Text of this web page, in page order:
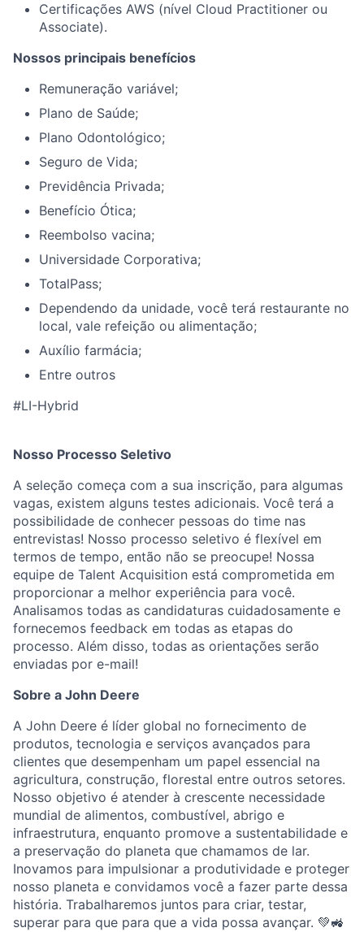
Certificações AWS (nível Cloud Practitioner ou
Associate).
Nossos principais benefícios
Remuneração variável;
Plano de Saúde;
Plano Odontológico;
Seguro de Vida;
Previdência Privada;
Benefício Ótica;
Reembolso vacina;
Universidade Corporativa;
TotalPass;
Dependendo da unidade, você terá restaurante no
local, vale refeição ou alimentação;
Auxílio farmácia;
Entre outros
#LI-Hybrid
Nosso Processo Seletivo
A seleção começa com a sua inscrição, para algumas
vagas, existem alguns testes adicionais. Você terá a
possibilidade de conhecer pessoas do time nas
entrevistas! Nosso processo seletivo é flexível em
termos de tempo, então não se preocupe! Nossa
equipe de Talent Acquisition está comprometida em
proporcionar a melhor experiência para você.
Analisamos todas as candidaturas cuidadosamente e
fornecemos feedback em todas as etapas do
processo. Além disso, todas as orientações serão
enviadas por e-mail!
Sobre a John Deere
A John Deere é líder global no fornecimento de
produtos, tecnologia e serviços avançados para
clientes que desempenham um papel essencial na
agricultura, construção, florestal entre outros setores.
Nosso objetivo é atender à crescente necessidade
mundial de alimentos, combustível, abrigo e
infraestrutura, enquanto promove a sustentabilidade e
a preservação do planeta que chamamos de lar.
Inovamos para impulsionar a produtividade e proteger
nosso planeta e convidamos você a fazer parte dessa
história. Trabalharemos juntos para criar, testar,
superar para que para que a vida possa avançar. 💚🚜